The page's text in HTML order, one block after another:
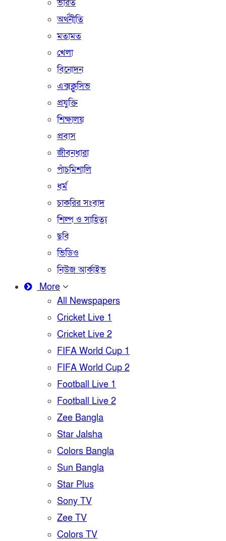
ভারত
অর্থনীতি
মতামত
খেলা
বিনোদন
এক্সক্লুসিভ
প্রযুক্তি
শিক্ষালয়
প্রবাস
জীবনধারা
পাঁচমিশালি
ধর্ম
চাকরির সংবাদ
শিল্প ও সাহিত্য
ছবি
ভিডিও
নিউজ আর্কাইভ
More
All Newspapers
Cricket Live 1
Cricket Live 2
FIFA World Cup 1
FIFA World Cup 2
Football Live 1
Football Live 2
Zee Bangla
Star Jalsha
Colors Bangla
Sun Bangla
Star Plus
Sony TV
Zee TV
Colors TV